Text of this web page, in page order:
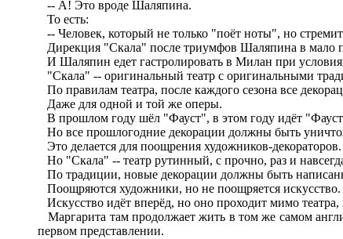
-- А! Это вроде Шаляпина.
То есть:
-- Человек, который не только "поёт ноты", но
Дирекция "Скала" после триумфов Шаляпина в мало
И Шаляпин едет гастролировать в Милан при
"Скала" -- оригинальный театр с оригинальными
По правилам театра, после каждого сезона все
Даже для одной и той же оперы.
В прошлом году шёл "Фауст", в этом году идёт
Но все прошлогодние декорации должны быть
Это делается для поощрения художников-декораторов.
Но "Скала" -- театр рутинный, с прочно, раз и
По традиции, новые декорации должны быть
Поощряются художники, но не поощряется искусство.
Искусство идёт вперёд, но оно проходит мимо театра,
Маргарита там продолжает жить в том же самом
первом представлении.